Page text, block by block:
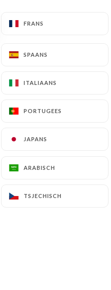
FRANS
SPAANS
ITALIAANS
PORTUGEES
JAPANS
ARABISCH
TSJECHISCH
FRANS
SPAANS
ITALIAANS
PORTUGEES
JAPANS
ARABISCH
TSJECHISCH